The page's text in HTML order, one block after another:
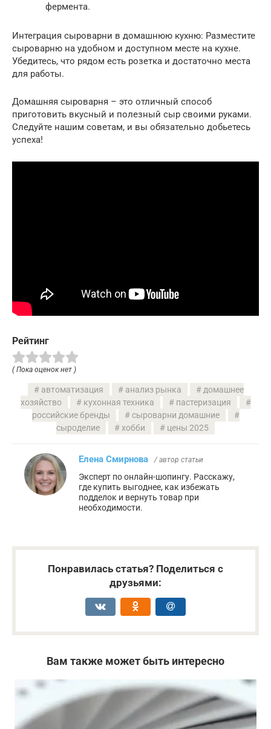
фермента.
Интеграция сыроварни в домашнюю кухню: Разместите
сыроварню на удобном и доступном месте на кухне.
Убедитесь, что рядом есть розетка и достаточно места
для работы.
Домашняя сыроварня – это отличный способ
приготовить вкусный и полезный сыр своими руками.
Следуйте нашим советам, и вы обязательно добьетесь
успеха!
Рейтинг
( Пока оценок нет )
автоматизация анализ рынка
домашнее
хозяйство
кухонная техника
пастеризация
российские бренды
сыроварни домашние
сыроделие
хобби цены 2025
Елена Смирнова / автор статьи
Эксперт по онлайн-шопингу. Расскажу,
где купить выгоднее, как избежать
подделок и вернуть товар при
необходимости.
Понравилась статья? Поделиться с
друзьями:
Вам также может быть интересно